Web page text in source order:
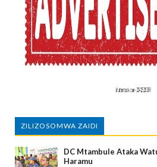
ZILIZOSOMWA ZAIDI
DC Mtambule Ataka
Haramu